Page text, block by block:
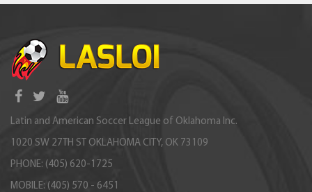
Latin and American Soccer League of Oklahoma Inc.
1020 SW 27TH ST OKLAHOMA CITY, OK 73109
PHONE: (405) 620-1725
MOBILE: (405) 570 - 6451